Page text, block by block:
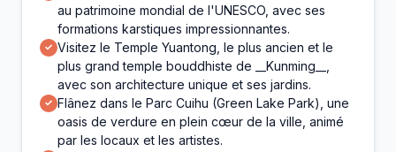
au patrimoine mondial de l'UNESCO, avec ses
formations karstiques impressionnantes.
✓ Visitez le Temple Yuantong, le plus ancien et le
plus grand temple bouddhiste de __Kunming__,
avec son architecture unique et ses jardins.
✓ Flânez dans le Parc Cuihu (Green Lake Park), une
oasis de verdure en plein cœur de la ville, animé
par les locaux et les artistes.